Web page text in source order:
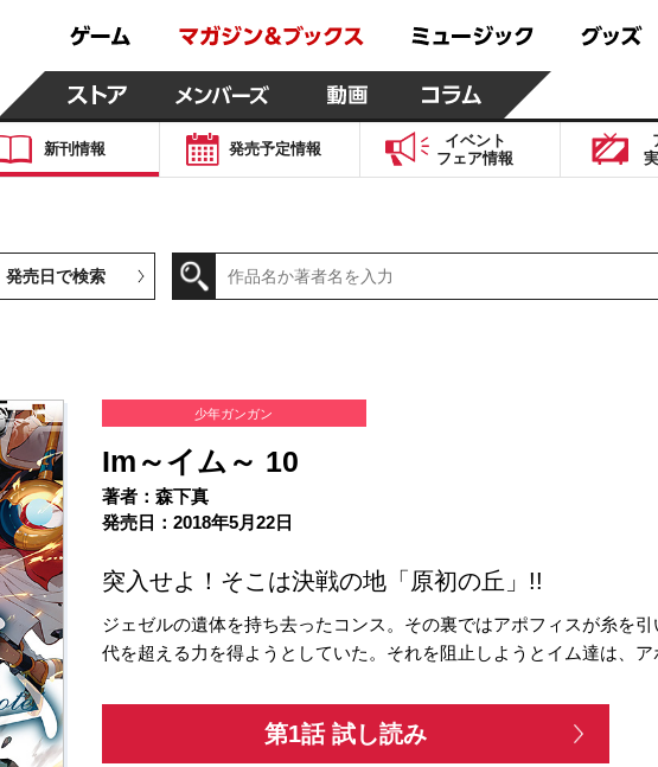
新刊情報 発売予定情報
イベント
フェア情報
発売日で検索
少年ガンガン
Im～イム～ 10
著者：森下真
発売日：2018年5月22日
突入せよ！そこは決戦の地「原初の丘」!!
ジェゼルの遺体を持ち去ったコンス。その裏ではアポフィスが糸を
代を超える力を得ようとしていた。それを阻止しようとイム達は、ア
第1話 試し読み